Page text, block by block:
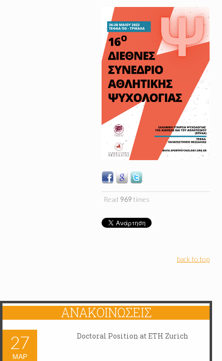
Read 969times
back to top
ΑΝΑΚΟΙΝΏΣΕΙΣ
27
ΜΑΡ
Doctoral Position at ETH Zurich